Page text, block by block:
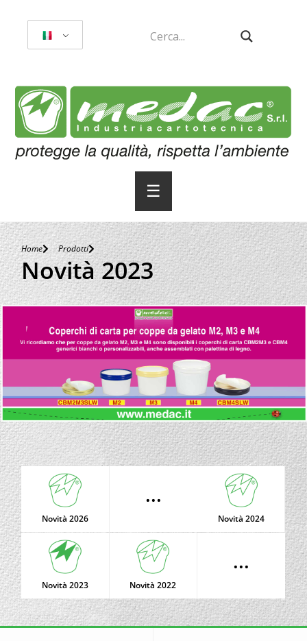
☰
Home Prodotti
Novità 2023
Novità 2026
...
Novità 2024
Novità 2023 Novità 2022
...